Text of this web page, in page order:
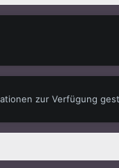
zur Verfügung